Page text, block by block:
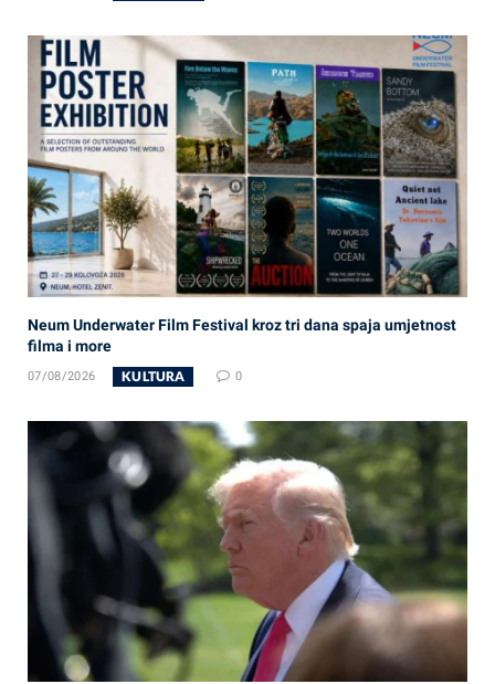
Neum Underwater Film Festival kroz tri dana spaja umjetnost
filma i more
07/08/2026 KULTURA 0